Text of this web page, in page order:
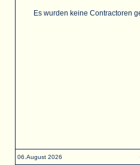
Es wurden keine Contractoren
06.August 2026